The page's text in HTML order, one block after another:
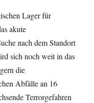
Lager für
akute
nach dem Standort
sich noch weit in das
die
Abfälle an 16
Terrorgefahren